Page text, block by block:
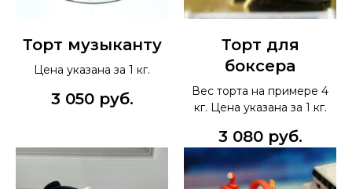
Торт музыканту
Цена указана за 1 кг.
3 050 руб.
Торт для
боксера
Вес торта на примере 4
кг. Цена указана за 1 кг.
3 080 руб.